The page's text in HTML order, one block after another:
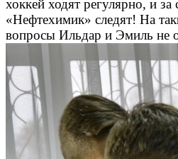
хоккей ходят регулярно, и
«Нефтехимик» следят! На
вопросы Ильдар и Эмиль не